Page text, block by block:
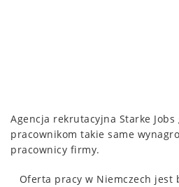
Agencja rekrutacyjna Starke
pracownikom takie same
pracownicy firmy.
Oferta pracy w Niemczech jest